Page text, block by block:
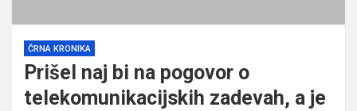
ČRNA KRONIKA
Prišel naj bi na pogovor o
telekomunikacijskih zadevah, a je